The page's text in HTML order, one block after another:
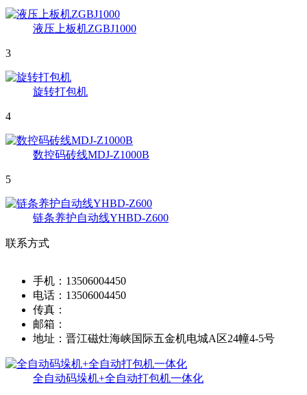
液压上板机ZGBJ1000
3
旋转打包机
4
数控码砖线MDJ-Z1000B
5
链条养护自动线YHBD-Z600
联系方式
手机： 13506004450
电话： 13506004450
传真：
邮箱：
地址： 晋江磁灶海峡国际五金机电城A区24幢4-5号
全自动码垛机+全自动打包机一体化